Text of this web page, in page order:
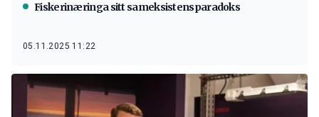
Fiskerinæringa sitt sameksistensparadoks
05.11.2025 11:22